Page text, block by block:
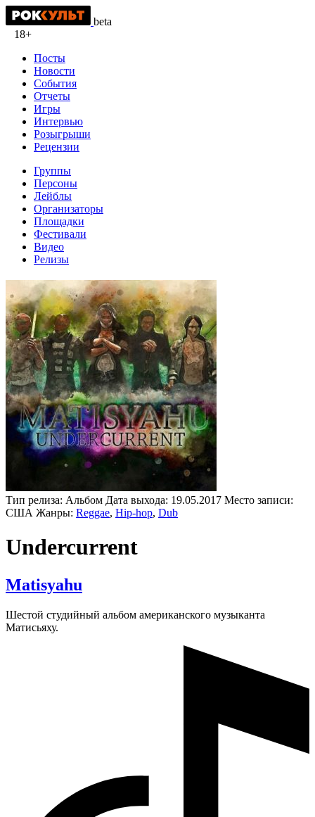
beta
18+
Посты
Новости
События
Отчеты
Игры
Интервью
Розыгрыши
Рецензии
Группы
Персоны
Лейблы
Организаторы
Площадки
Фестивали
Видео
Релизы
Тип релиза: Альбом Дата выхода: 19.05.2017 Место записи:
США Жанры: Reggae, Hip-hop, Dub
Undercurrent
Matisyahu
Шестой студийный альбом американского музыканта
Матисьяху.